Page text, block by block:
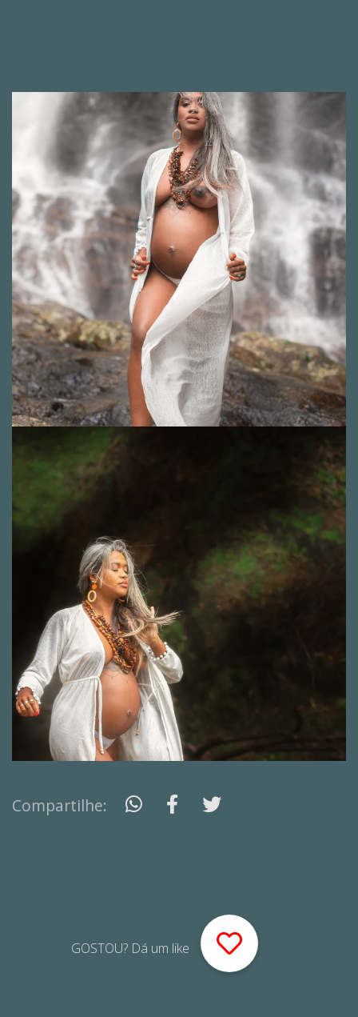
Compartilhe:
GOSTOU? Dá um like